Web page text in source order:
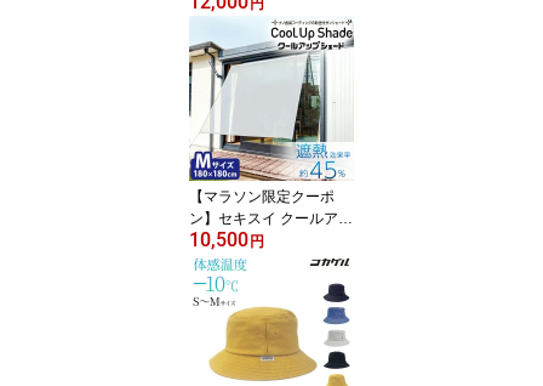
（100×200cm） 面ファ
スナー付き 正規品 積水
SEKISUI 節電・省エネ効
果 夏 日差し 取り付け簡
単
円
【マラソン限定クーポ
ン】セキスイ クールアッ
プシェード Mサイズ 180
×180cm 遮熱 UVカット
通気性2倍 masa加工 金
属コーティング エアコン
節約 室内温度調整 簡単
取り付け 洗濯機使用可
ベランダ 庭
10,500 円